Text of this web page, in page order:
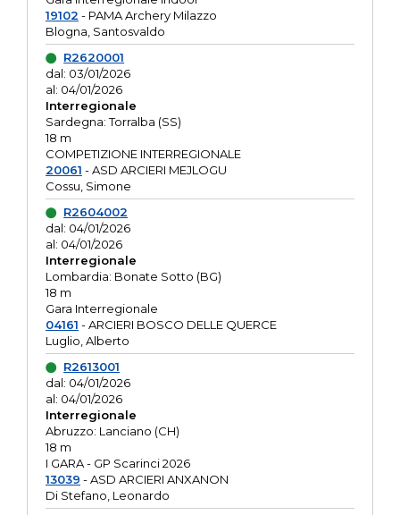
19102 - PAMA Archery Milazzo
Blogna, Santosvaldo
R2620001
dal: 03/01/2026
al: 04/01/2026
Interregionale
Sardegna: Torralba (SS)
18 m
COMPETIZIONE INTERREGIONALE
20061 - ASD ARCIERI MEJLOGU
Cossu, Simone
R2604002
dal: 04/01/2026
al: 04/01/2026
Interregionale
Lombardia: Bonate Sotto (BG)
18 m
Gara Interregionale
04161 - ARCIERI BOSCO DELLE QUERCE
Luglio, Alberto
R2613001
dal: 04/01/2026
al: 04/01/2026
Interregionale
Abruzzo: Lanciano (CH)
18 m
I GARA - GP Scarinci 2026
13039 - ASD ARCIERI ANXANON
Di Stefano, Leonardo